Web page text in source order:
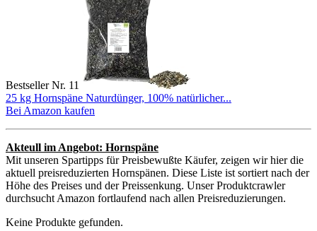
Bestseller Nr. 11
25 kg Hornspäne Naturdünger, 100% natürlicher...
Bei Amazon kaufen
Akteull im Angebot: Hornspäne
Mit unseren Spartipps für Preisbewußte Käufer, zeigen wir hier die
aktuell preisreduzierten Hornspänen. Diese Liste ist sortiert nach der
Höhe des Preises und der Preissenkung. Unser Produktcrawler
durchsucht Amazon fortlaufend nach allen Preisreduzierungen.
Keine Produkte gefunden.